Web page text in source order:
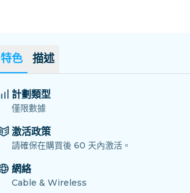
特色 描述
計劃類型
僅限數據
激活政策
請確保在購買後 60 天內激活。
網絡
Cable & Wireless